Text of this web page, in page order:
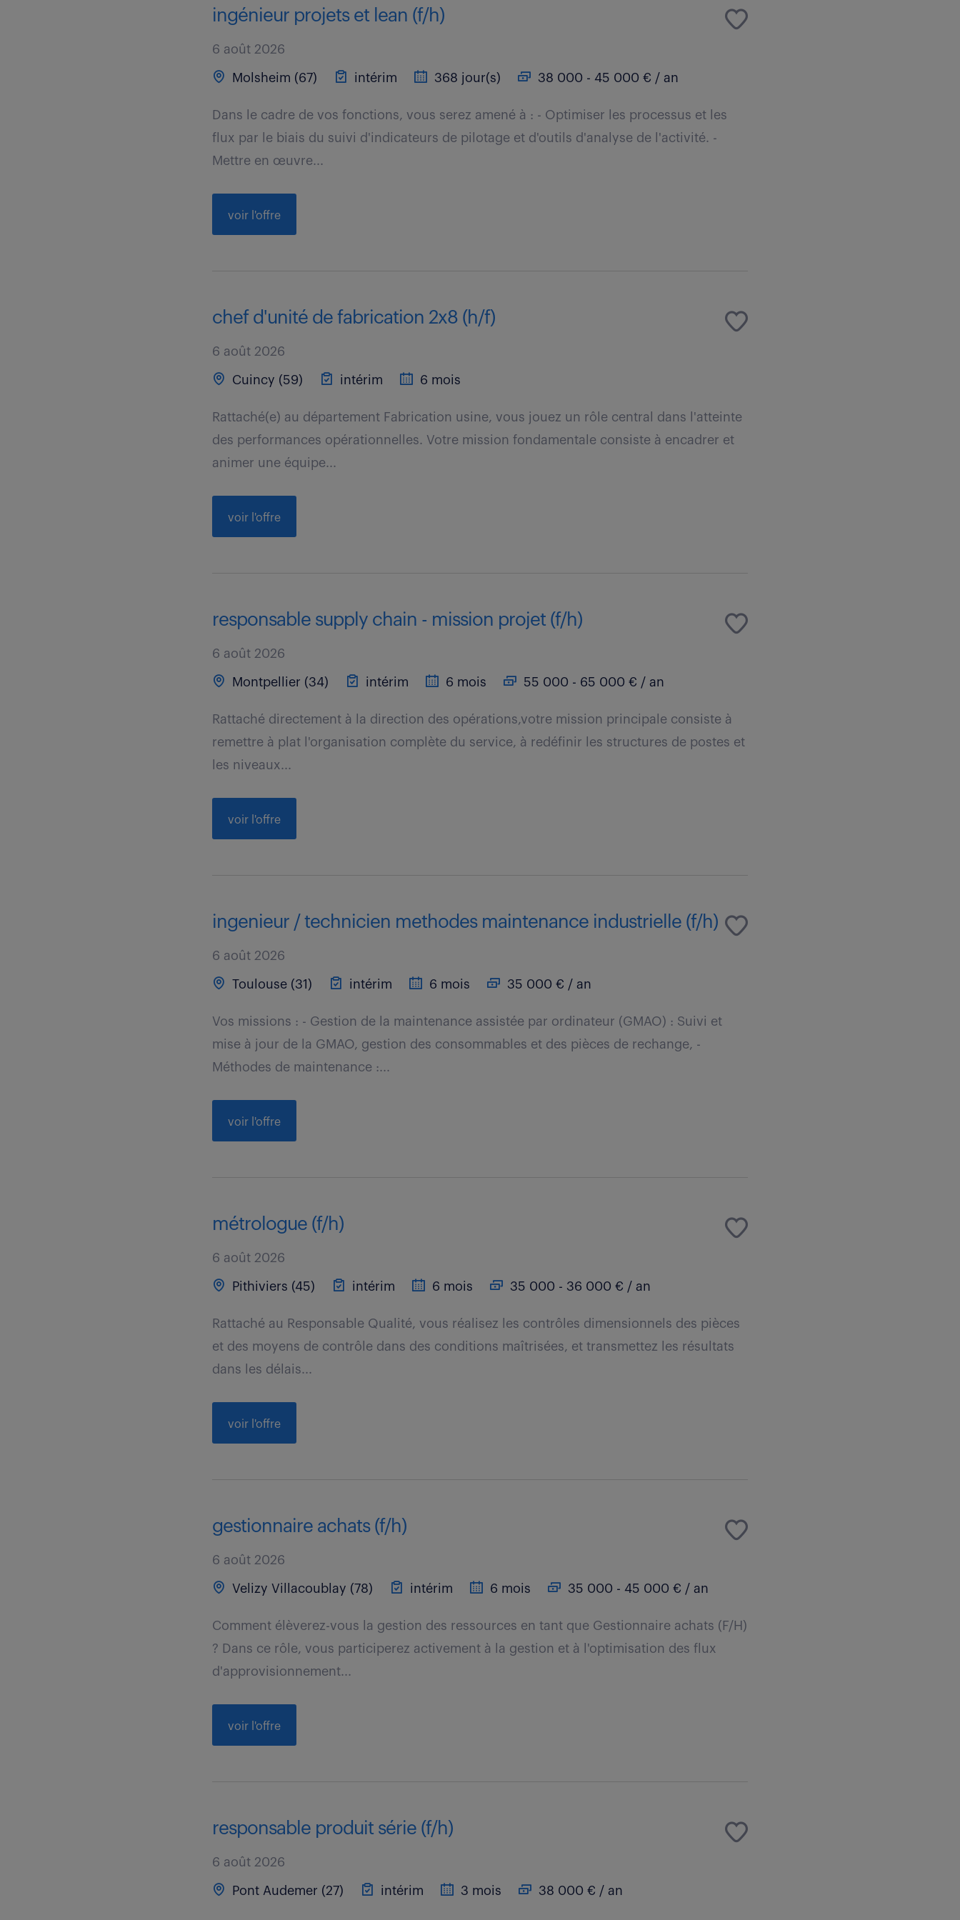
ingénieur projets et lean (f/h)
6 août 2026
Molsheim (67) intérim 368 jour(s) 38 000 - 45 000 € / an
Dans le cadre de vos fonctions, vous serez amené à : - Optimiser les processus et les
flux par le biais du suivi d'indicateurs de pilotage et d'outils d'analyse de l'activité. -
Mettre en œuvre...
voir l'offre
chef d'unité de fabrication 2x8 (h/f)
6 août 2026
Cuincy (59) intérim 6 mois
Rattaché(e) au département Fabrication usine, vous jouez un rôle central dans l'atteinte
des performances opérationnelles. Votre mission fondamentale consiste à encadrer et
animer une équipe...
voir l'offre
responsable supply chain - mission projet (f/h)
6 août 2026
Montpellier (34) intérim 6 mois 55 000 - 65 000 € / an
Rattaché directement à la direction des opérations,votre mission principale consiste à
remettre à plat l'organisation complète du service, à redéfinir les structures de postes et
les niveaux...
voir l'offre
ingenieur / technicien methodes maintenance industrielle (f/h)
6 août 2026
Toulouse (31) intérim 6 mois 35 000 € / an
Vos missions : - Gestion de la maintenance assistée par ordinateur (GMAO) : Suivi et
mise à jour de la GMAO, gestion des consommables et des pièces de rechange, -
Méthodes de maintenance :...
voir l'offre
métrologue (f/h)
6 août 2026
Pithiviers (45) intérim 6 mois 35 000 - 36 000 € / an
Rattaché au Responsable Qualité, vous réalisez les contrôles dimensionnels des pièces
et des moyens de contrôle dans des conditions maîtrisées, et transmettez les résultats
dans les délais...
voir l'offre
gestionnaire achats (f/h)
6 août 2026
Velizy Villacoublay (78) intérim 6 mois 35 000 - 45 000 € / an
Comment élèverez-vous la gestion des ressources en tant que Gestionnaire achats (F/H)
? Dans ce rôle, vous participerez activement à la gestion et à l'optimisation des flux
d'approvisionnement...
voir l'offre
responsable produit série (f/h)
6 août 2026
Pont Audemer (27) intérim 3 mois 38 000 € / an